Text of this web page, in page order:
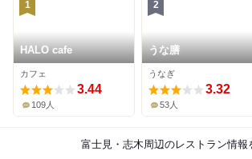
1
HALO cafe
カフェ
3.44
109人
2
うな膳
うなぎ
3.32
53人
富士見・志木周辺のレストラン情報